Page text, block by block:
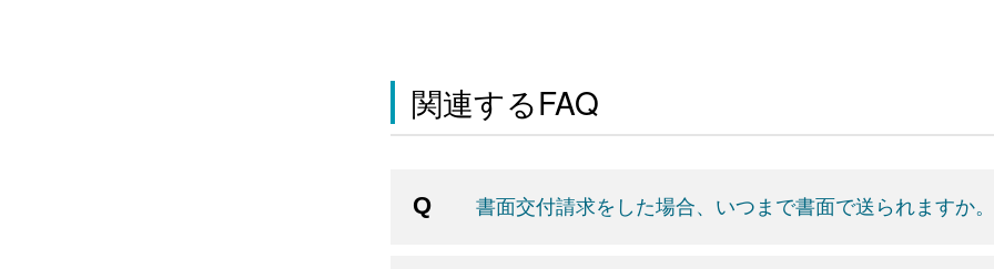
関連するFAQ
書面交付請求をした場合、いつまで書面で送られますか。